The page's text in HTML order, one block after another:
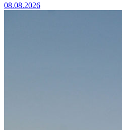
08.08.2026